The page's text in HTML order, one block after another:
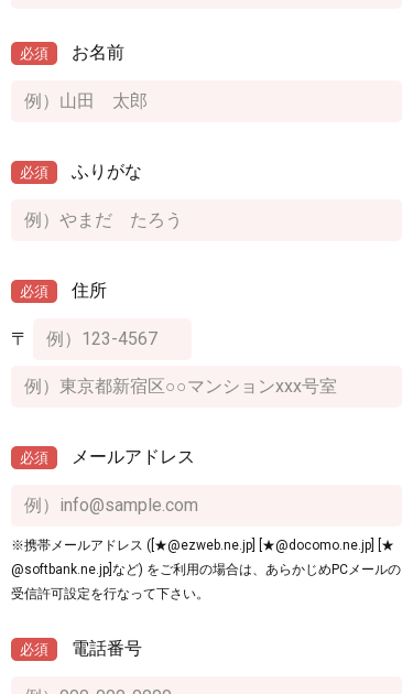
必須 お名前
必須 ふりがな
必須 住所
〒
必須 メールアドレス
※携帯メールアドレス ([★@ezweb.ne.jp] [★@docomo.ne.jp] [★
@softbank.ne.jp]など) をご利用の場合は、あらかじめPCメールの
受信許可設定を行なって下さい。
必須 電話番号